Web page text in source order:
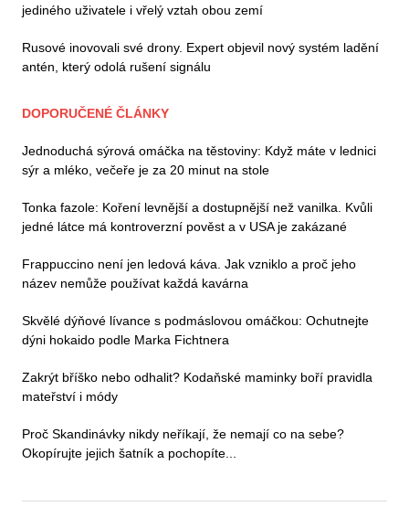
jediného uživatele i vřelý vztah obou zemí
Rusové inovovali své drony. Expert objevil nový systém ladění
antén, který odolá rušení signálu
DOPORUČENÉ ČLÁNKY
Jednoduchá sýrová omáčka na těstoviny: Když máte v lednici
sýr a mléko, večeře je za 20 minut na stole
Tonka fazole: Koření levnější a dostupnější než vanilka. Kvůli
jedné látce má kontroverzní pověst a v USA je zakázané
Frappuccino není jen ledová káva. Jak vzniklo a proč jeho
název nemůže používat každá kavárna
Skvělé dýňové lívance s podmáslovou omáčkou: Ochutnejte
dýni hokaido podle Marka Fichtnera
Zakrýt bříško nebo odhalit? Kodaňské maminky boří pravidla
mateřství i módy
Proč Skandinávky nikdy neříkají, že nemají co na sebe?
Okopírujte jejich šatník a pochopíte...